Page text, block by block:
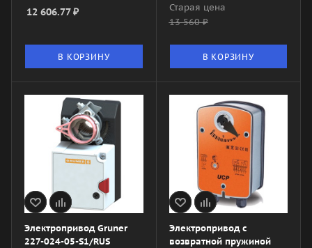
12 606.77₽
В КОРЗИНУ
Старая цена
13 560₽
В КОРЗИНУ
Электропривод Gruner
227-024-05-S1/RUS
Электропривод с
возвратной пружиной